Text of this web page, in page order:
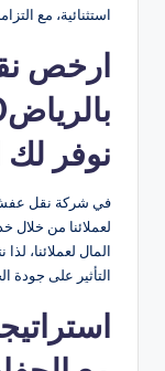
استثنائية، مع
ارخص
نوفر لك
في شركة نقل عفش
لعملائنا من خلال
المال لعملائنا،
التأثير على جودة